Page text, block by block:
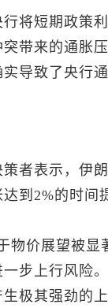
将短期政策
带来的通胀
导致了央行
者表示，伊
到2%的时间
物价展望被
步上行风险
极其强劲的